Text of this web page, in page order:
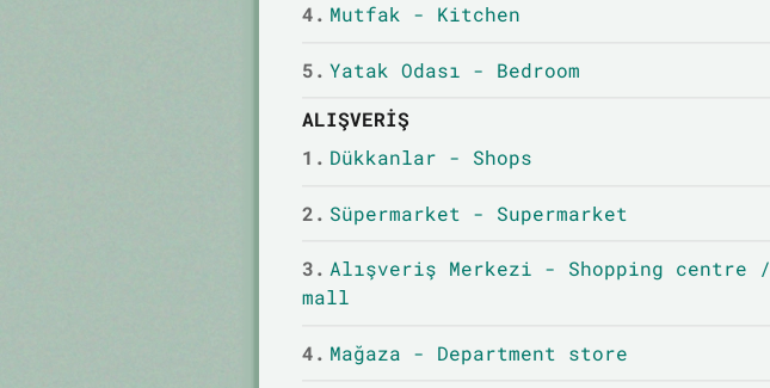
4. Mutfak - Kitchen
5. Yatak Odası - Bedroom
ALIŞVERIŞ
1. Dükkanlar - Shops
2. Süpermarket - Supermarket
3. Alışveriş Merkezi - Shopping centre /
mall
4. Mağaza - Department store